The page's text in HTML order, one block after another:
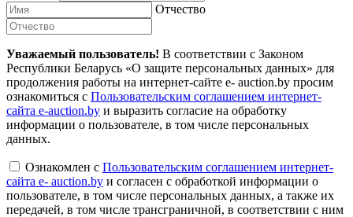
Отчество
Уважаемый пользователь! В соответствии с Законом
Республики Беларусь «О защите персональных данных» для
продолжения работы на интернет-сайте e- auction.by просим
ознакомиться с Пользовательским соглашением интернет-
сайта e-auction.by и выразить согласие на обработку
информации о пользователе, в том числе персональных
данных.
Ознакомлен с Пользовательским соглашением интернет-
сайта e- auction.by и согласен с обработкой информации о
пользователе, в том числе персональных данных, а также их
передачей, в том числе трансграничной, в соответствии с ним